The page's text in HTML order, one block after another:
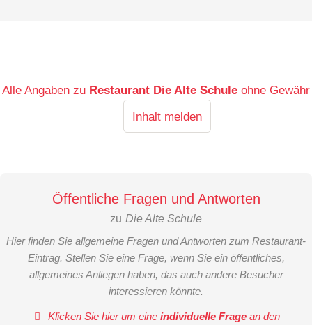
Alle Angaben zu Restaurant Die Alte Schule ohne Gewähr
Inhalt melden
Öffentliche Fragen und Antworten
zu Die Alte Schule
Hier finden Sie allgemeine Fragen und Antworten zum Restaurant-
Eintrag. Stellen Sie eine Frage, wenn Sie ein öffentliches,
allgemeines Anliegen haben, das auch andere Besucher
interessieren könnte.
Klicken Sie hier um eineindividuelle Frage an den